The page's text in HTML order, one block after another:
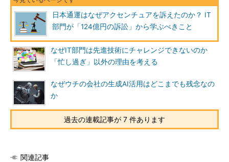
日本通運はなぜアクセンチュアを訴えたのか？ IT
部門が「124億円の訴訟」から学ぶべきこと
なぜIT部門は先進技術にチャレンジできないのか
「忙し過ぎ」以外の理由を考える
なぜウチの会社の生成AI活用はどこまでも残念なの
か
過去の連載記事が 7 件あります
関連記事